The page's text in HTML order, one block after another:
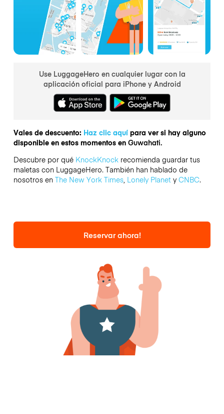
Use LuggageHero en cualquier lugar con la
aplicación oficial para iPhone y Android
Vales de descuento: Haz clic aquípara ver si hay alguno
disponible en estos momentos en Guwahati.
Descubre por qué KnockKnockrecomienda guardar tus
maletas con LuggageHero. También han hablado de
nosotros en The New York Times, Lonely Planety CNBC.
Reservar ahora!